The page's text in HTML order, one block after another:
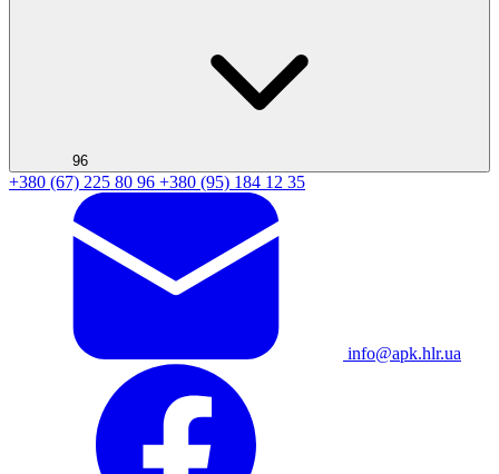
96
+380 (67) 225 80 96 +380 (95) 184 12 35
info@apk.hlr.ua